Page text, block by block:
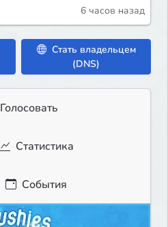
6 часов назад
Стать владельцем
(DNS)
Голосовать
Статистика
События